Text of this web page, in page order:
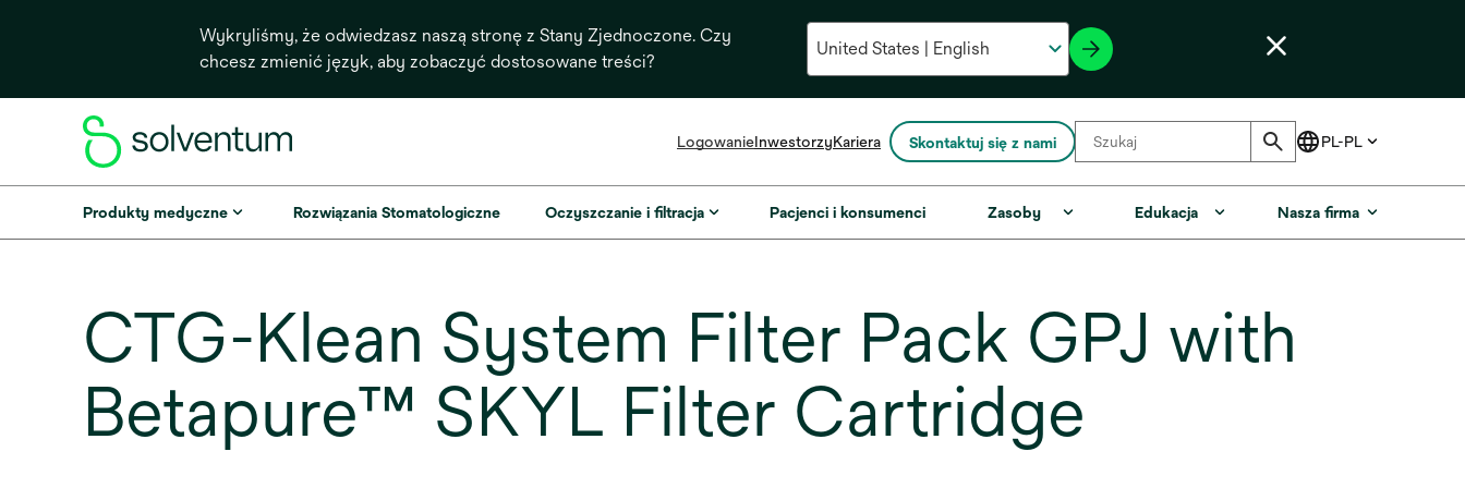
Wykryliśmy, że odwiedzasz naszą stronę z Stany Zjednoczone. Czy
chcesz zmienić język, aby zobaczyć dostosowane treści?
LogowanieInwestorzyopens
a
new
Kariera Skontaktuj się z nami
Produkty medyczne Rozwiązania Stomatologiczne Oczyszczanie i filtracja Pacjenci i konsumenci Zasoby Edukacja Nasza firma
CTG-Klean System Filter Pack GPJ with
Betapure™ SKYL Filter Cartridge